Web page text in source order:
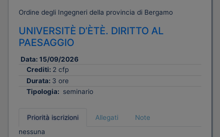
Ordine degli Ingegneri della provincia di Bergamo
UNIVERSITÈ D’ÈTÈ. DIRITTO AL
PAESAGGIO
Data: 15/09/2026
Crediti: 2 cfp
Durata: 3 ore
Tipologia: seminario
Priorità iscrizioni Allegati
Note
nessuna